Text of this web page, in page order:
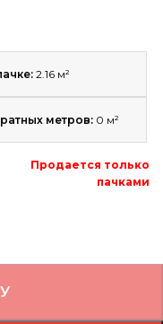
2.16 м²
метров: 0 м²
Продается только
пачками